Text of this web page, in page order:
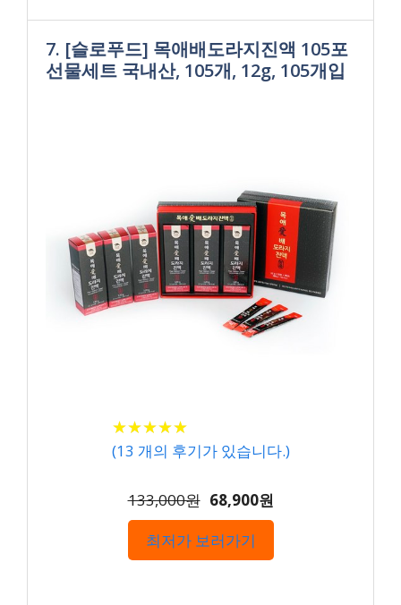
7. [슬로푸드] 목애배도라지진액 105포
선물세트 국내산, 105개, 12g, 105개입
★★★★★
★★★★★
(13 개의 후기가 있습니다.)
133,000원 68,900원
최저가 보러가기